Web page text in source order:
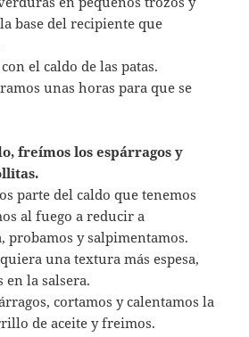
base del recipiente que
el caldo de las patas.
unas horas para que se
freímos los espárragos y
parte del caldo que tenemos
al fuego a reducir a
probamos y salpimentamos.
una textura más espesa,
en la salsera.
cortamos y calentamos la
de aceite y freimos.